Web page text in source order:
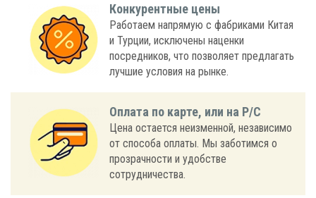
Конкурентные цены
Работаем напрямую с фабриками Китая
и Турции, исключены наценки
посредников, что позволяет предлагать
лучшие условия на рынке.
Оплата по карте, или на Р/С
Цена остается неизменной, независимо
от способа оплаты. Мы заботимся о
прозрачности и удобстве
сотрудничества.